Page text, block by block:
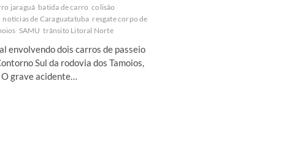
jaraguá batida de carro colisão
notícias de Caraguatatuba resgate corpo de
SAMU trânsito Litoral Norte
envolvendo dois carros de passeio
Sul da rodovia dos Tamoios,
grave acidente…